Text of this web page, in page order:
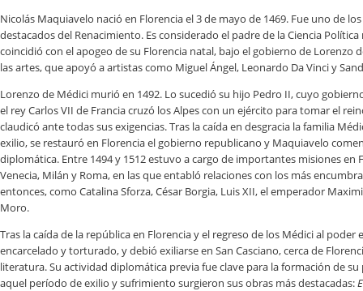
Nicolás Maquiavelo nació en Florencia el 3 de mayo de 1469. Fue uno de
destacados del Renacimiento. Es considerado el padre de la Ciencia
coincidió con el apogeo de su Florencia natal, bajo el gobierno de Lorenzo
las artes, que apoyó a artistas como Miguel Ángel, Leonardo Da Vinci y
Lorenzo de Médici murió en 1492. Lo sucedió su hijo Pedro II, cuyo
el rey Carlos VII de Francia cruzó los Alpes con un ejército para tomar el
claudicó ante todas sus exigencias. Tras la caída en desgracia la familia
exilio, se restauró en Florencia el gobierno republicano y Maquiavelo
diplomática. Entre 1494 y 1512 estuvo a cargo de importantes misiones en
Venecia, Milán y Roma, en las que entabló relaciones con los más
entonces, como Catalina Sforza, César Borgia, Luis XII, el emperador
Moro.
Tras la caída de la república en Florencia y el regreso de los Médici al poder
encarcelado y torturado, y debió exiliarse en San Casciano, cerca de
literatura. Su actividad diplomática previa fue clave para la formación de
aquel período de exilio y sufrimiento surgieron sus obras más destacadas: